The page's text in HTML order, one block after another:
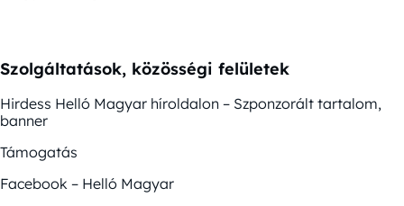
Szolgáltatások, közösségi felületek
Hirdess Helló Magyar híroldalon – Szponzorált tartalom,
banner
Támogatás
Facebook – Helló Magyar